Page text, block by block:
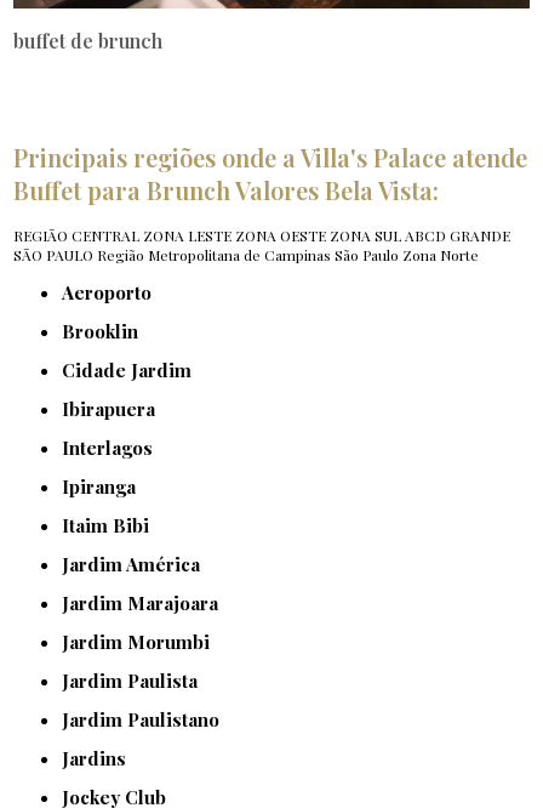
buffet de brunch
Principais regiões onde a Villa's Palace atende
Buffet para Brunch Valores Bela Vista:
REGIÃO CENTRAL ZONA LESTE ZONA OESTE ZONA SUL ABCD GRANDE
SÃO PAULO Região Metropolitana de Campinas São Paulo Zona Norte
Aeroporto
Brooklin
Cidade Jardim
Ibirapuera
Interlagos
Ipiranga
Itaim Bibi
Jardim América
Jardim Marajoara
Jardim Morumbi
Jardim Paulista
Jardim Paulistano
Jardins
Jockey Club